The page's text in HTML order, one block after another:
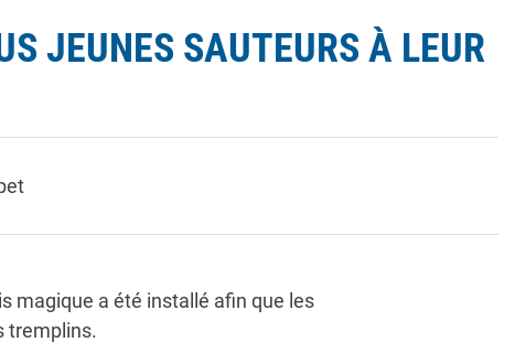
JEUNES SAUTEURS À LEUR
magique a été installé afin que les
tremplins.